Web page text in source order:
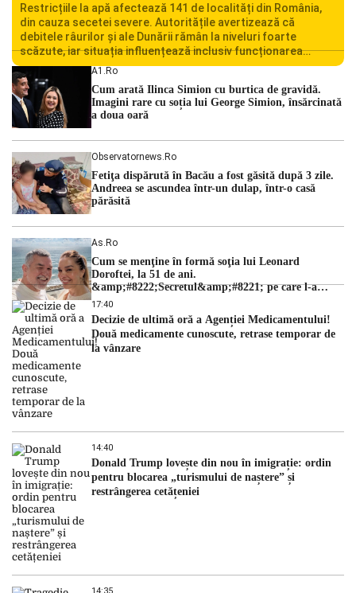
Restricțiile la apă afectează 141 de localități din România,
din cauza secetei severe. Autoritățile avertizează că
debitele râurilor și ale Dunării rămân la niveluri foarte
scăzute, iar situația influențează inclusiv funcționarea
Centralei Nucleare de la Cernavodă. România se confruntă
cu una dintre cele mai dificile perioade din punct de vedere
hidrologic din ultimii ani. Lipsa […]
A1.ro
Cum arată Ilinca Simion cu burtica de gravidă.
Imagini rare cu soția lui George Simion, însărcinată
a doua oară
Observatornews.ro
Fetiţa dispărută în Bacău a fost găsită după 3 zile.
Andreea se ascundea într-un dulap, într-o casă
părăsită
As.ro
Cum se menţine în formă soţia lui Leonard
Doroftei, la 51 de ani.
&amp;#8222;Secretul&amp;#8221; pe care l-a
dezvăluit
17:40
Decizie de ultimă oră a Agenției Medicamentului!
Două medicamente cunoscute, retrase temporar de
la vânzare
14:40
Donald Trump lovește din nou în imigrație: ordin
pentru blocarea „turismului de naștere” și
restrângerea cetățeniei